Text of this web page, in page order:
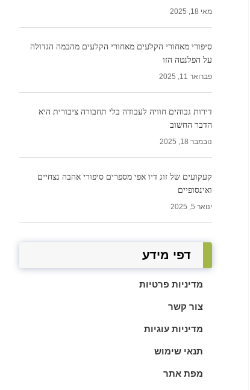
מאי 18, 2025
סיפורי מאחורי הקלעים מאחורי הקלעים מהבמה הגדולה
על הפלנטה הזו
פברואר 11, 2025
דירות גבוהים חוויה לעבודה בלי תחבורה ציבורית היא
הדבר החשוב
נובמבר 18, 2025
קעקועים של זוג דיו אפי מספרים סיפורי אהבה נצחיים
ואינסופיים
ינואר 5, 2025
דפי מידע
מדיניות פרטיות
צור קשר
מדיניות עוגיות
תנאי שימוש
מפת אתר